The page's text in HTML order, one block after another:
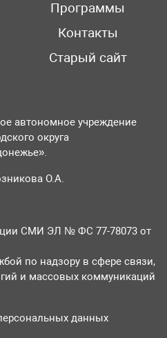
Программы
Контакты
Старый сайт
автономное учреждение
округа
О.А.
СМИ ЭЛ № ФС 77-78073 от
по надзору в сфере связи,
и массовых коммуникаций
данных